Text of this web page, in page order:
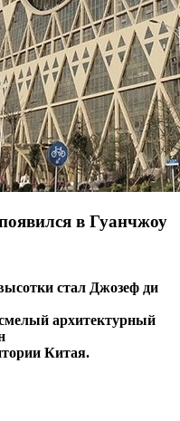
в Гуанчжоу
стал Джозеф ди
архитектурный
Китая.